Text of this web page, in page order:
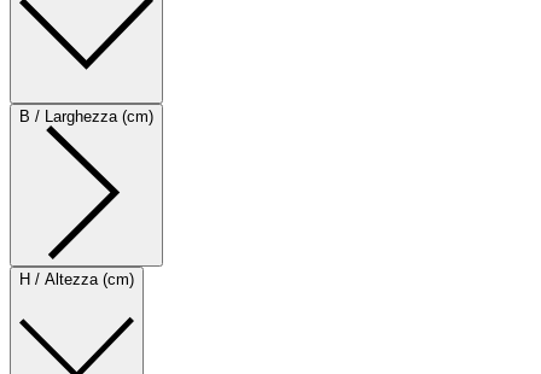
B / Larghezza (cm)
H / Altezza (cm)